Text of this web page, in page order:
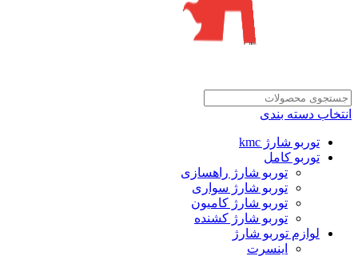
انتخاب دسته بندی
توربو شارژ kmc
توربو کامل
توربو شارژ راهسازی
توربو شارژ سواری
توربو شارژ کامیون
توربو شارژ کشنده
لوازم توربو شارژ
اینسرت